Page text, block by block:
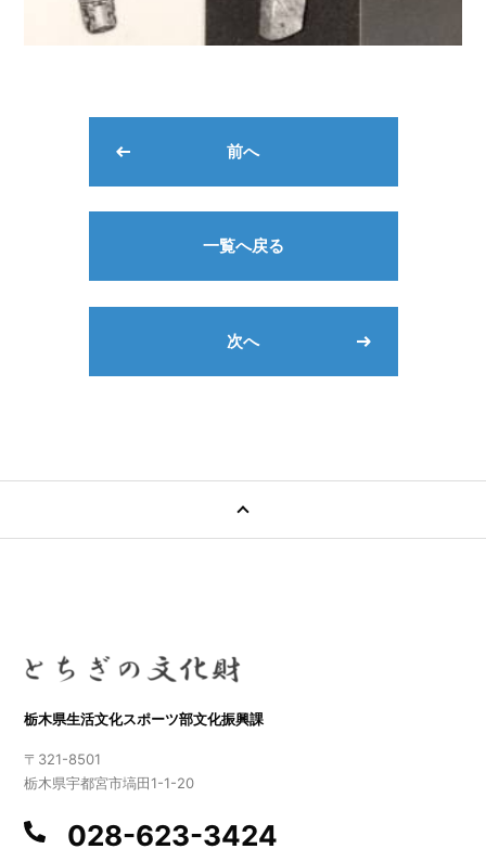
前へ
一覧へ戻る
次へ
栃木県生活文化スポーツ部文化振興課
〒321-8501
栃木県宇都宮市塙田1-1-20
028-623-3424